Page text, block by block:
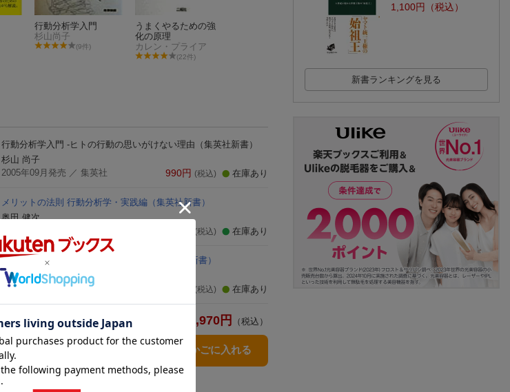
行動分析学入門
杉山尚子
(9件)
うまくやるための強
化の原理
カレン・プライア
(22件)
メリットの法則 行動
分析学・実践編 & 行
動分析学入門 -ヒトの
行動の思いがけない
理由 2冊セット
行動分析学入門 -ヒトの行動の思いがけない理由 （集英社新書）
杉山 尚子
2005年09月発売 ／ 集英社 990円 (税込) 在庫あり
メリットの法則 行動分析学・実践編（集英社新書）
奥田 健次
(税込) 在庫あり
使える行動分析学
（ちくま新書）
島宗理
2014年04月発売 ／ 筑摩書房 (税込) 在庫あり
2,970 円 （税込）
3点とも買い物かごに入れる
1,100円（税込）
新書ランキングを見る